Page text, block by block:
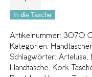
In die Tasche
Artikelnummer:
Kategorien:
Schlagwörter: Artelusa,
Handtasche, Kork